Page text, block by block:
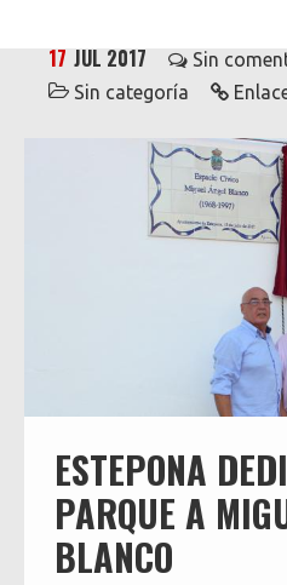
Miguel
17 JUL 2017
Sin
Sin categoría
ESTEPONA
PARQUE A
BLANCO